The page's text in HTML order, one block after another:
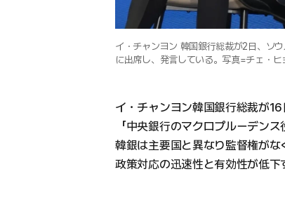
イ・チャンヨン 韓国銀行総裁が2日、ソ
に出席し、発言している。写真=チェ・
イ・チャンヨン韓国銀行総裁が16
「中央銀行のマクロプルーデン
韓銀は主要国と異なり監督権がな
政策対応の迅速性と有効性が低下